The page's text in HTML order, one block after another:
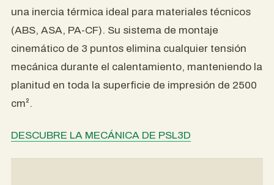
una inercia térmica ideal para materiales técnicos
(ABS, ASA, PA-CF). Su sistema de montaje
cinemático de 3 puntos elimina cualquier tensión
mecánica durante el calentamiento, manteniendo la
planitud en toda la superficie de impresión de 2500
cm².
DESCUBRE LA MECÁNICA DE PSL3D